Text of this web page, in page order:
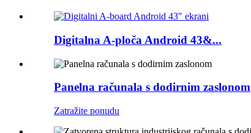
Digitalna A-ploča Android 43&...
Panelna računala s dodirnim zaslonom
Zatražite ponudu